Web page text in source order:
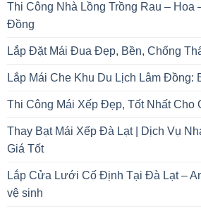
Thi Công Nhà Lồng Trồng Rau – Hoa
Đồng
Lắp Đặt Mái Đua Đẹp, Bền, Chống
Lắp Mái Che Khu Du Lịch Lâm Đồng:
Thi Công Mái Xếp Đẹp, Tốt Nhất Cho
Thay Bạt Mái Xếp Đà Lạt | Dịch Vụ
Giá Tốt
Lắp Cửa Lưới Cố Định Tại Đà Lạt –
vệ sinh